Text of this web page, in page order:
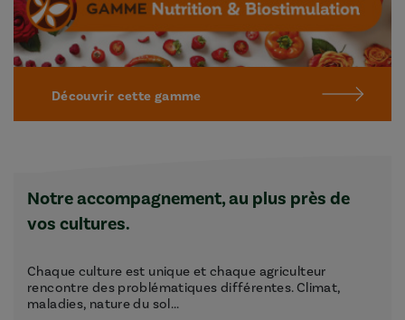
Découvrir cette gamme
Notre accompagnement, au plus près de
vos cultures.
Chaque culture est unique et chaque agriculteur
rencontre des problématiques différentes. Climat,
maladies, nature du sol...